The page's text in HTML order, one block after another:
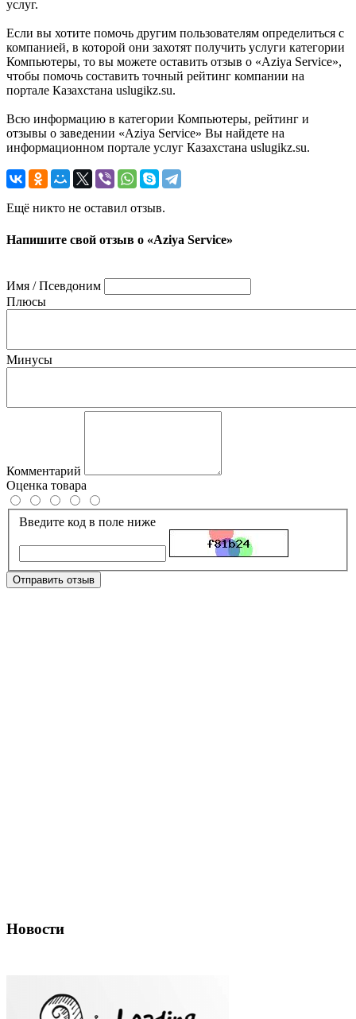
услуг.
Если вы хотите помочь другим пользователям определиться с
компанией, в которой они захотят получить услуги категории
Компьютеры, то вы можете оставить отзыв о «Aziya Service»,
чтобы помочь составить точный рейтинг компании на
портале Казахстана uslugikz.su.
Всю информацию в категории Компьютеры, рейтинг и
отзывы о заведении «Aziya Service» Вы найдете на
информационном портале услуг Казахстана uslugikz.su.
Ещё никто не оставил отзыв.
Напишите свой отзыв о «Aziya Service»
Имя / Псевдоним
Плюсы
Минусы
Комментарий
Оценка товара
Введите код в поле ниже
Отправить отзыв
Новости